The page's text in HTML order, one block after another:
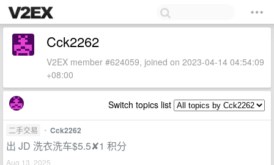
Cck2262
V2EX member #624059, joined on 2023-04-14 04:54:09
+08:00
Switch topics list
二手交易 • Cck2262
出 JD 洗衣洗车$5.5✘1 积分
Aug 13, 2025